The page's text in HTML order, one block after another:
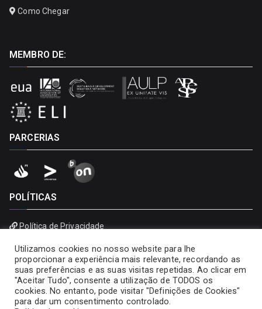
Como Chegar
MEMBRO DE:
PARCERIAS
POLÍTICAS
Política de Privacidade
Utilizamos cookies no nosso website para lhe
proporcionar a experiência mais relevante, recordando as
suas preferências e as suas visitas repetidas. Ao clicar em
"Aceitar Tudo", consente a utilização de TODOS os
cookies. No entanto, pode visitar "Definições de Cookies"
para dar um consentimento controlado.